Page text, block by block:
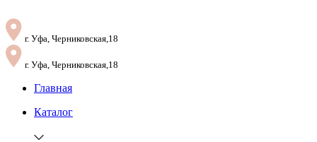
г. Уфа, Черниковская,18
г. Уфа, Черниковская,18
Главная
Каталог